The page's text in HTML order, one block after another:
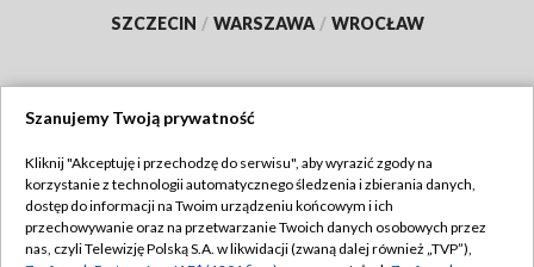
SZCZECIN / WARSZAWA / WROCŁAW
TVP
Abonament TVP
Regulamin TVP
Szanujemy Twoją prywatność
Kliknij "Akceptuję i przechodzę do serwisu", aby wyrazić zgody na
korzystanie z technologii automatycznego śledzenia i zbierania danych,
dostęp do informacji na Twoim urządzeniu końcowym i ich
przechowywanie oraz na przetwarzanie Twoich danych osobowych przez
nas, czyli Telewizję Polską S.A. w likwidacji (zwaną dalej również „TVP”),